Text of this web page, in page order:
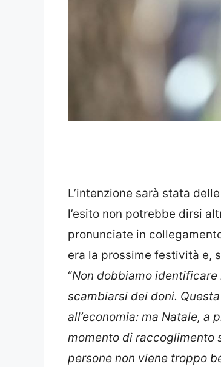
L’intenzione sarà stata
l’esito non potrebbe dirsi
pronunciate in
era la prossime festività e,
“Non dobbiamo
scambiarsi dei doni.
all’economia: ma Natale, a
momento di raccoglimento
persone non viene troppo